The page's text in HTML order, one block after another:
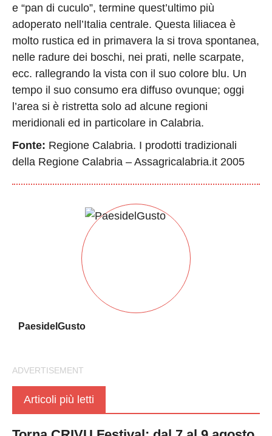
e “pan di cuculo”, termine quest’ultimo più
adoperato nell’Italia centrale. Questa liliacea è
molto rustica ed in primavera la si trova spontanea,
nelle radure dei boschi, nei prati, nelle scarpate,
ecc. rallegrando la vista con il suo colore blu. Un
tempo il suo consumo era diffuso ovunque; oggi
l’area si è ristretta solo ad alcune regioni
meridionali ed in particolare in Calabria.
Fonte: Regione Calabria. I prodotti tradizionali
della Regione Calabria – Assagricalabria.it 2005
PaesidelGusto
Articoli più letti